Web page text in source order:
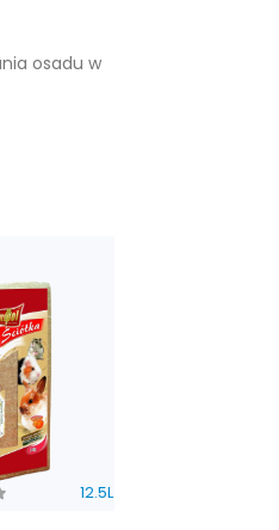
osadu w
12.5L